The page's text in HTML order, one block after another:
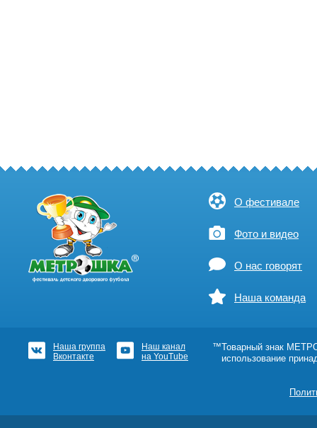
О фестивале
Фото и видео
О нас говорят
Наша команда
Наша группа
Вконтакте
Наш канал
на YouTube
™Товарный знак
использование